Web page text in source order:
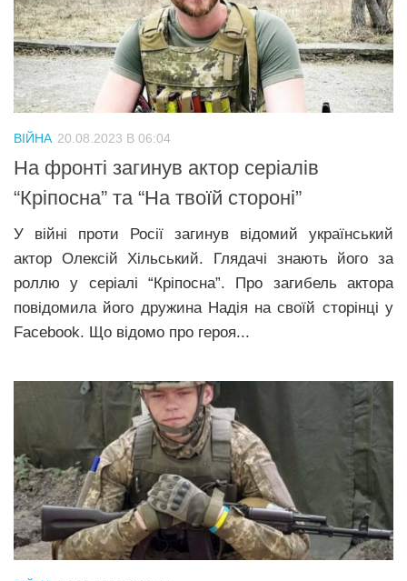
ВІЙНА 20.08.2023 В 06:04
На фронті загинув актор серіалів
“Кріпосна” та “На твоїй стороні”
У війні проти Росії загинув відомий український
актор Олексій Хільський. Глядачі знають його за
роллю у серіалі “Кріпосна”. Про загибель актора
повідомила його дружина Надія на своїй сторінці у
Facebook. Що відомо про героя...